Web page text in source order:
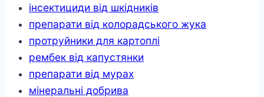
інсектициди від шкідників
препарати від колорадського жука
протруйники для картоплі
рембек від капустянки
препарати від мурах
мінеральні добрива